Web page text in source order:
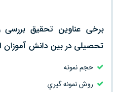
برخی عناوین تحقیق
تحصيلی در بين دانش آموزان
حجم نمونه
روش نمونه گيري